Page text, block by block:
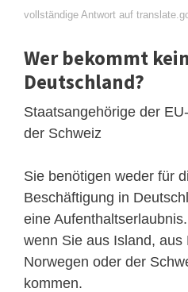
vollständige Antwort auf
Wer bekommt
Deutschland?
Staatsangehörige der
der Schweiz
Sie benötigen weder für
Beschäftigung in
eine
wenn Sie aus Island, aus
Norwegen oder der
kommen.